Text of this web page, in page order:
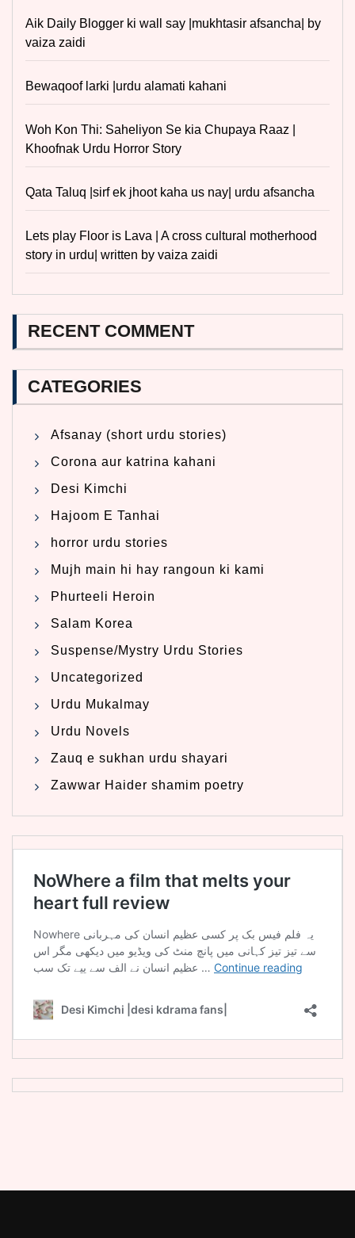
Aik Daily Blogger ki wall say |mukhtasir afsancha| by
vaiza zaidi
Bewaqoof larki |urdu alamati kahani
Woh Kon Thi: Saheliyon Se kia Chupaya Raaz |
Khoofnak Urdu Horror Story
Qata Taluq |sirf ek jhoot kaha us nay| urdu afsancha
Lets play Floor is Lava | A cross cultural motherhood
story in urdu| written by vaiza zaidi
RECENT COMMENT
CATEGORIES
Afsanay (short urdu stories)
Corona aur katrina kahani
Desi Kimchi
Hajoom E Tanhai
horror urdu stories
Mujh main hi hay rangoun ki kami
Phurteeli Heroin
Salam Korea
Suspense/Mystry Urdu Stories
Uncategorized
Urdu Mukalmay
Urdu Novels
Zauq e sukhan urdu shayari
Zawwar Haider shamim poetry